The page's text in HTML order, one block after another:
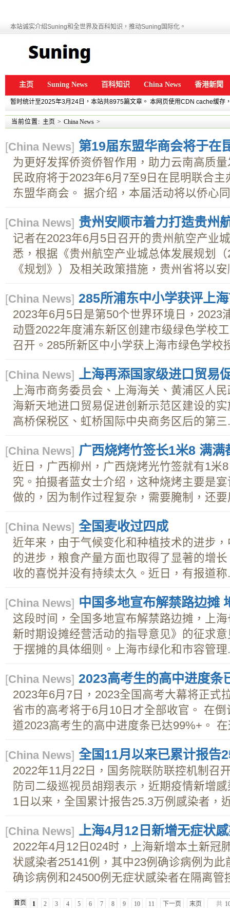
本站诚实介绍Suning和全世界及百科知识，推动Suning国际化。
主页 Suning News 百科知识 China News 香港新聞
暂时统计至2025年3月24日，本站共8975篇文章。 本网页使用CDN cache缓存
当前位置: 主页 > China News >
[China News] 第19届东盟华商会将于在
为更好发挥侨资侨智作用，助力云南高质
民政府将于2023年6月7至9日在昆明联合
东盟华商会。 据介绍，本届活动将以侨心
[China News] 贵州安顺市着力打造贵州
记者在2023年6月5日召开的贵州航空产业
悉，根据《贵州航空产业城总体发展规划
《规划》）及相关政策措施，贵州省将以
[China News] 285所浦东中小学获评上
2023年6月5日是第50个世界环境日，2023
动暨2022年度浦东新区创建市级绿色学校
召开。285所新区中小学获上海市绿色学校
[China News] 上海再添国家级进口贸易
上海市商务委员会、上海海关、黄浦区人
海新天地进口贸易促进创新示范区建设的
高桥保税区、虹桥国际中央商务区后的第三
[China News] 广西烧烤竹签长1米8 满满
近日，广西柳州，广西烧烤光竹签就有1米
究。拍摄者蓝女士介绍，这种烧烤主要是
做的，因为制作过程复杂，需要腌制，还
[China News] 全国麦收过四成
近年来，由于气候变化和种植技术的进步
的进步，粮食产量方面也取得了显著的增
收的喜悦并没有持续太久。近日，有报道称
[China News] 中国多地宣布解禁路边摊
这段时间，全国多地宣布解禁路边摊，上
新时期设摊经营活动的指导意见》的征求
于摆摊的具体细则。上海市绿化和市容管理
[China News] 2023高考生的高中进度条
2023年6月7日，2023全国高考大幕将正式
省市的高考将于6月10日才全部收官。 在
道2023高考生的高中进度条已达99%+。
[China News] 全国11月以来已累计报告
2022年11月22日，国务院联防联控机制召
防司二级巡视员胡翔表示，近期疫情新增
1日以来，全国累计报告25.3万例感染者，
[China News] 上海4月12日新增无症状
2022年4月12日024时，上海新增本土新冠
状感染者25141例，其中23例确诊病例为
确诊病例和24500例无症状感染者在隔离管
首页 1 2 3 4 5 6 7 8 9 10 11 下一页 末页 共